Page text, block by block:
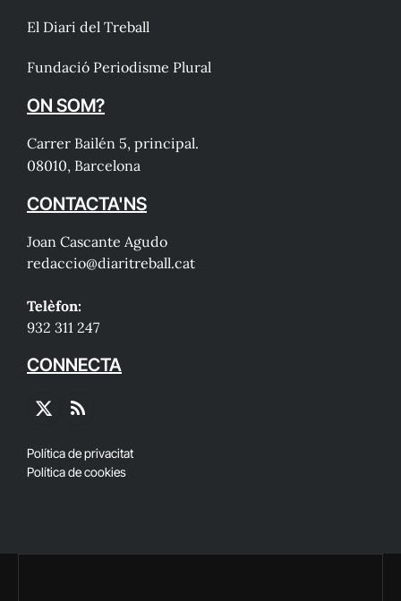
El Diari del Treball
Fundació Periodisme Plural
ON SOM?
Carrer Bailén 5, principal.
08010, Barcelona
CONTACTA'NS
Joan Cascante Agudo
redaccio@diaritreball.cat
Telèfon:
932 311 247
CONNECTA
X
RSS
Política de privacitat
Política de cookies